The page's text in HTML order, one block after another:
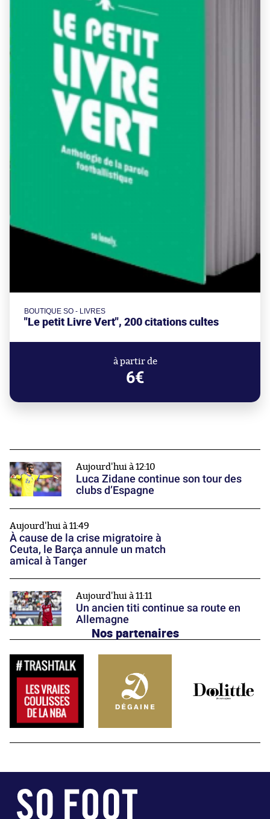
BOUTIQUE SO - LIVRES
"Le petit Livre Vert", 200 citations cultes
à partir de
6€
Aujourd'hui à 12:10
Luca Zidane continue son tour des
clubs d’Espagne
Aujourd'hui à 11:49
À cause de la crise migratoire à
Ceuta, le Barça annule un match
amical à Tanger
Aujourd'hui à 11:11
Un ancien titi continue sa route en
Allemagne
Nos partenaires